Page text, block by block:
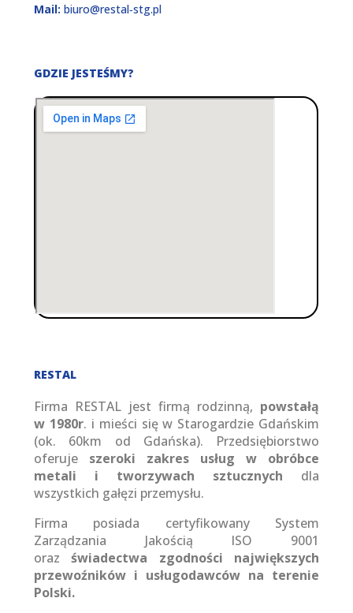
Mail: biuro@restal‑stg.pl
GDZIE JESTEŚMY?
RESTAL
Firma RESTAL jest firmą rodzinną, powstałą
w 1980r. i mieści się w Starogardzie Gdańskim
(ok. 60km od Gdańska). Przedsiębiorstwo
oferuje szeroki zakres usług w obróbce
metali i tworzywach sztucznych dla
wszystkich gałęzi przemysłu.
Firma posiada certyfikowany System
Zarządzania Jakością ISO 9001
orazświadectwa zgodności największych
przewoźników i usługodawców na terenie
Polski.